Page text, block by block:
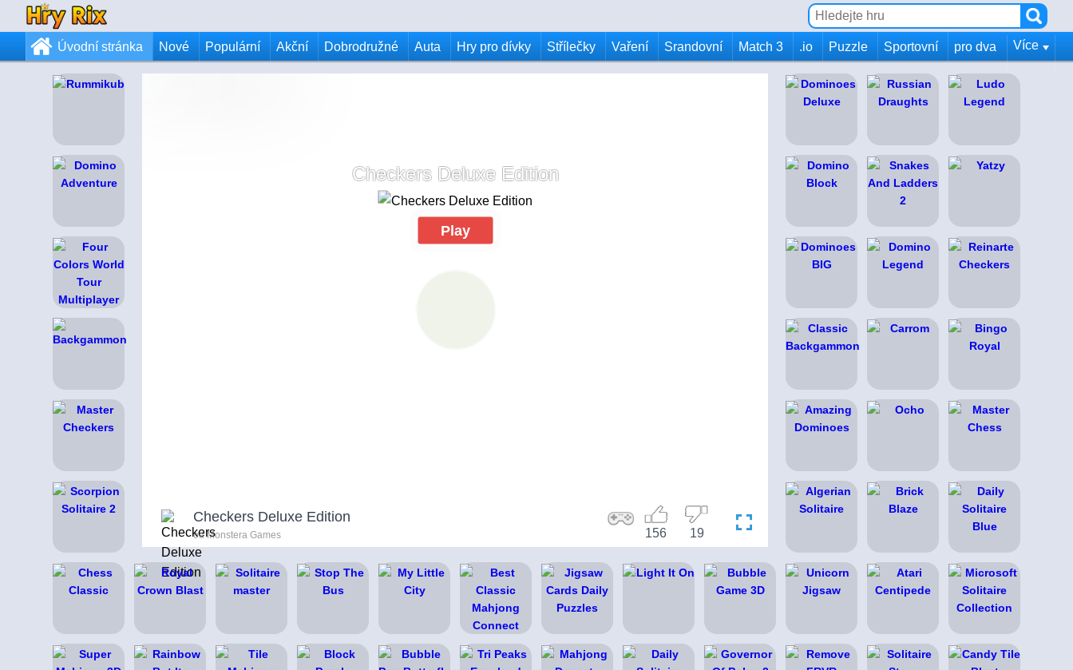
Úvodní stránka Nové Populární Akční Dobrodružné Auta Hry pro dívky Střílečky Vaření Srandovní Match 3 .io Puzzle Sportovní pro dva Více
Checkers Deluxe Edition
Play
Checkers Deluxe Edition
od Monstera Games 19
156